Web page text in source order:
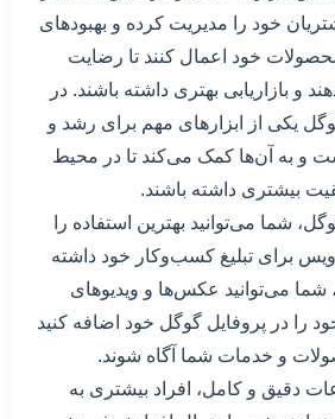
خود را مدیریت کرده و بهبود‌های
خود اعمال کنند تا رضایت
و بازاریابی بهتری داشته باشند. در
یکی از ابزارهای مهم برای رشد و
و به آن‌ها کمک می‌کند تا در محیط
بیشتری داشته باشند.
شما می‌توانید بهترین استفاده را
برای تبلیغ کسب‌وکار خود داشته
شما می‌توانید عکس‌ها و ویدیو‌های
را در پروفایل گوگل خود اضافه کنید
و خدمات شما آگاه شوند.
دقیق و کامل، افراد بیشتری به